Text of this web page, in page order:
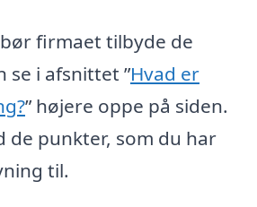
firmaet tilbyde de
se i afsnittet ”Hvad er
” højere oppe på siden.
de punkter, som du har
til.